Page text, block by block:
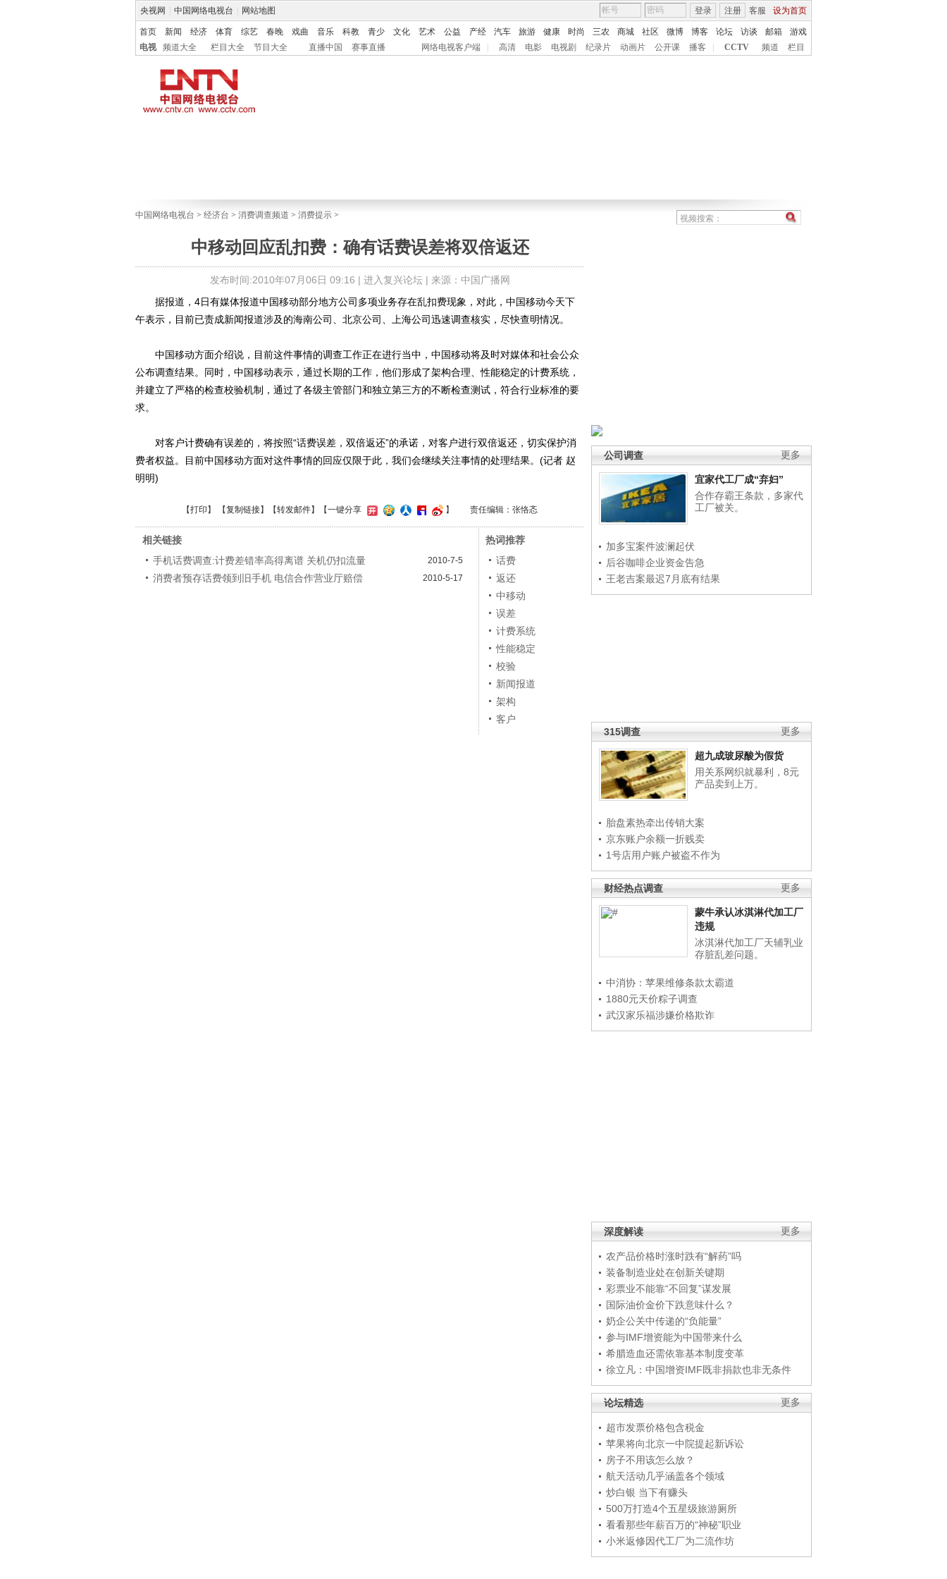
央视网 中国网络电视台 网站地图 客服 设为首页
登录 注册
首页 新闻 经济 体育 综艺 春晚 戏曲 音乐 科教 青少 文化 艺术 公益 产经 汽车 旅游 健康 时尚 三农 商城 社区 微博 博客 论坛 访谈 邮箱
游戏
电视
频道大全 栏目大全 节目大全 直播中国 赛事直播 网络电视客户端 高清 电影 电视剧 纪录片 动画片 公开课 播客 CCTV 频道 栏目
中国网络电视台 > 经济台 > 消费调查频道 > 消费提示 >
中移动回应乱扣费：确有话费误差将双倍返还
发布时间:2010年07月06日 09:16 | 进入复兴论坛| 来源：中国广播网
更多
公司调查
宜家代工厂成“弃妇”
合作存霸王条款，多家代
工厂被关。
加多宝案件波澜起伏
后谷咖啡企业资金告急
王老吉案最迟7月底有结果
更多
315调查
超九成玻尿酸为假货
用关系网织就暴利，8元
产品卖到上万。
胎盘素热牵出传销大案
京东账户余额一折贱卖
1号店用户账户被盗不作为
更多
财经热点调查
蒙牛承认冰淇淋代加工厂
违规
冰淇淋代加工厂天辅乳业
存脏乱差问题。
中消协：苹果维修条款太霸道
1880元天价粽子调查
武汉家乐福涉嫌价格欺诈
更多
深度解读
农产品价格时涨时跌有“解药”吗
装备制造业处在创新关键期
彩票业不能靠“不回复”谋发展
国际油价金价下跌意味什么？
奶企公关中传递的“负能量”
参与IMF增资能为中国带来什么
希腊造血还需依靠基本制度变革
徐立凡：中国增资IMF既非捐款也非无条件
更多
论坛精选
超市发票价格包含税金
苹果将向北京一中院提起新诉讼
房子不用该怎么放？
航天活动几乎涵盖各个领域
炒白银 当下有赚头
500万打造4个五星级旅游厕所
看看那些年薪百万的“神秘”职业
小米返修因代工厂为二流作坊
据报道，4日有媒体报道中国移动部分地方公司多项业务存在乱扣费现象，对此，中国移动今天下
午表示，目前已责成新闻报道涉及的海南公司、北京公司、上海公司迅速调查核实，尽快查明情况。
中国移动方面介绍说，目前这件事情的调查工作正在进行当中，中国移动将及时对媒体和社会公众
公布调查结果。同时，中国移动表示，通过长期的工作，他们形成了架构合理、性能稳定的计费系统，
并建立了严格的检查校验机制，通过了各级主管部门和独立第三方的不断检查测试，符合行业标准的要
求。
对客户计费确有误差的，将按照“话费误差，双倍返还”的承诺，对客户进行双倍返还，切实保护消
费者权益。目前中国移动方面对这件事情的回应仅限于此，我们会继续关注事情的处理结果。(记者 赵
明明)
【打印 】 【复制链接】【转发邮件】 【一键分享 】 责任编辑：张恪忞
相关链接
手机话费调查:计费差错率高得离谱 关机仍扣流量
2010-7-5
消费者预存话费领到旧手机 电信合作营业厅赔偿 2010-5-17
热词推荐
话费
返还
中移动
误差
计费系统
性能稳定
校验
新闻报道
架构
客户